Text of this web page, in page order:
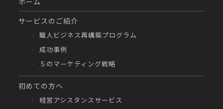
サービスのご紹介
職人ビジネス再構築プログラム
成功事例
５のマーケティング戦略
初めての方へ
経営アシスタンスサービス